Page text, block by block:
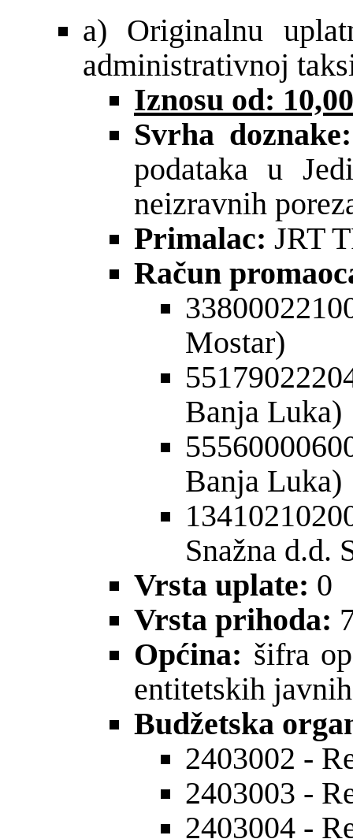
a) Originalnu
administrativnoj
Iznosu od:
Svrha
podataka u
neizravnih
Primalac: JRT
Račun
Mostar)
Banja Luka)
Banja Luka)
Snažna d.d.
Vrsta uplate: 0
Vrsta prihoda:
Općina: šifra
entitetskih
Budžetska
2403002 -
2403003 -
2403004 -